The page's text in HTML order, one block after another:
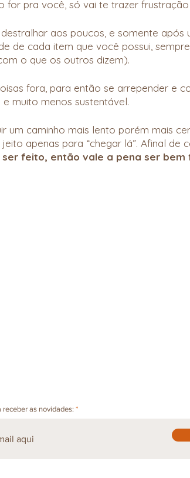
for pra você, só vai te trazer
aos poucos, e somente após
de cada item que você possui,
o que os outros dizem).
fora, para então se arrepender e
muito menos sustentável.
um caminho mais lento porém mais
apenas para “chegar lá”. Afinal de
feito, então vale a pena ser bem
Se parar pra pensar, você sabe
controla seus impulsos? Você
as novidades: